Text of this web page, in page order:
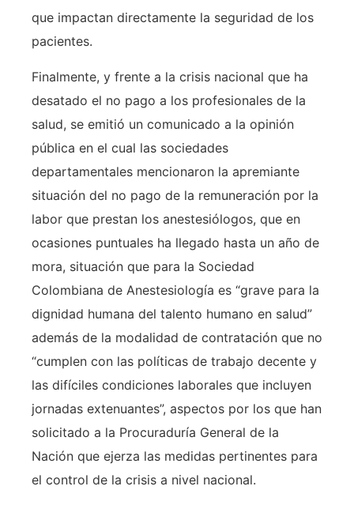
que impactan directamente la seguridad de los
pacientes.
Finalmente, y frente a la crisis nacional que ha
desatado el no pago a los profesionales de la
salud, se emitió un comunicado a la opinión
pública en el cual las sociedades
departamentales mencionaron la apremiante
situación del no pago de la remuneración por la
labor que prestan los anestesiólogos, que en
ocasiones puntuales ha llegado hasta un año de
mora, situación que para la Sociedad
Colombiana de Anestesiología es “grave para la
dignidad humana del talento humano en salud”
además de la modalidad de contratación que no
“cumplen con las políticas de trabajo decente y
las difíciles condiciones laborales que incluyen
jornadas extenuantes”, aspectos por los que han
solicitado a la Procuraduría General de la
Nación que ejerza las medidas pertinentes para
el control de la crisis a nivel nacional.